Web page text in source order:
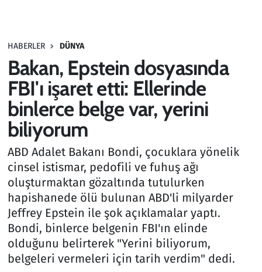
HABERLER DÜNYA
Bakan, Epstein dosyasında
FBI'ı işaret etti: Ellerinde
binlerce belge var, yerini
biliyorum
ABD Adalet Bakanı Bondi, çocuklara yönelik
cinsel istismar, pedofili ve fuhuş ağı
oluşturmaktan gözaltında tutulurken
hapishanede ölü bulunan ABD'li milyarder
Jeffrey Epstein ile şok açıklamalar yaptı.
Bondi, binlerce belgenin FBI'ın elinde
olduğunu belirterek "Yerini biliyorum,
belgeleri vermeleri için tarih verdim" dedi.
Haber
Kültür Sanat
Kurumsal Haberler
Lezzet Durağı
Memur ve Kamu
Otomobil
Oyun
Ramazan